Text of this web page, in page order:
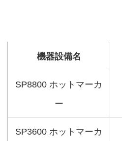
機器設備名
SP8800 ホットマーカ
ー
SP3600 ホットマーカ